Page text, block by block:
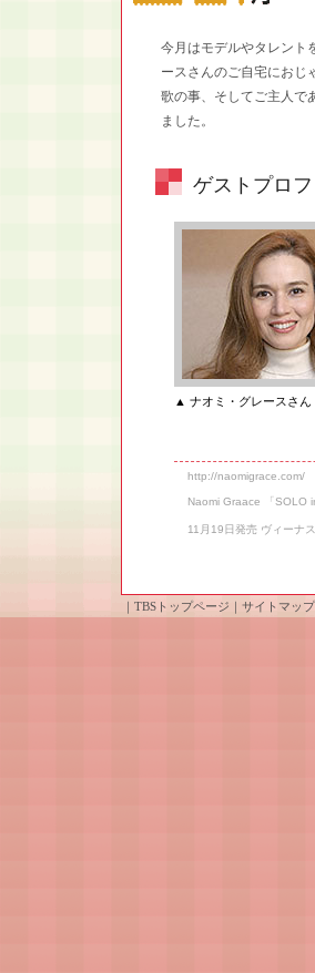
今月はモデルやタレント
ースさんのご自宅におじ
歌の事、そしてご主人で
ました。
ゲストプロ
▲ ナオミ・グレースさん
http://naomigrace.com/
Naomi Graace 「SOLO
11月19日発売 ヴィーナ
｜ TBSトップページ ｜ サイトマップ